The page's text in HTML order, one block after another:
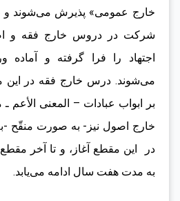
شرکت در دروس خارج فقه و
اجتهاد را فرا گرفته و
می‌شوند. درس خارج فقه در این
بر ابواب عبادات – المعنی
خارج اصول نیز- به صورت منقّح
در این مقطع آغاز، و تا آخر
به مدت هفت سال ادامه می‌یابد.